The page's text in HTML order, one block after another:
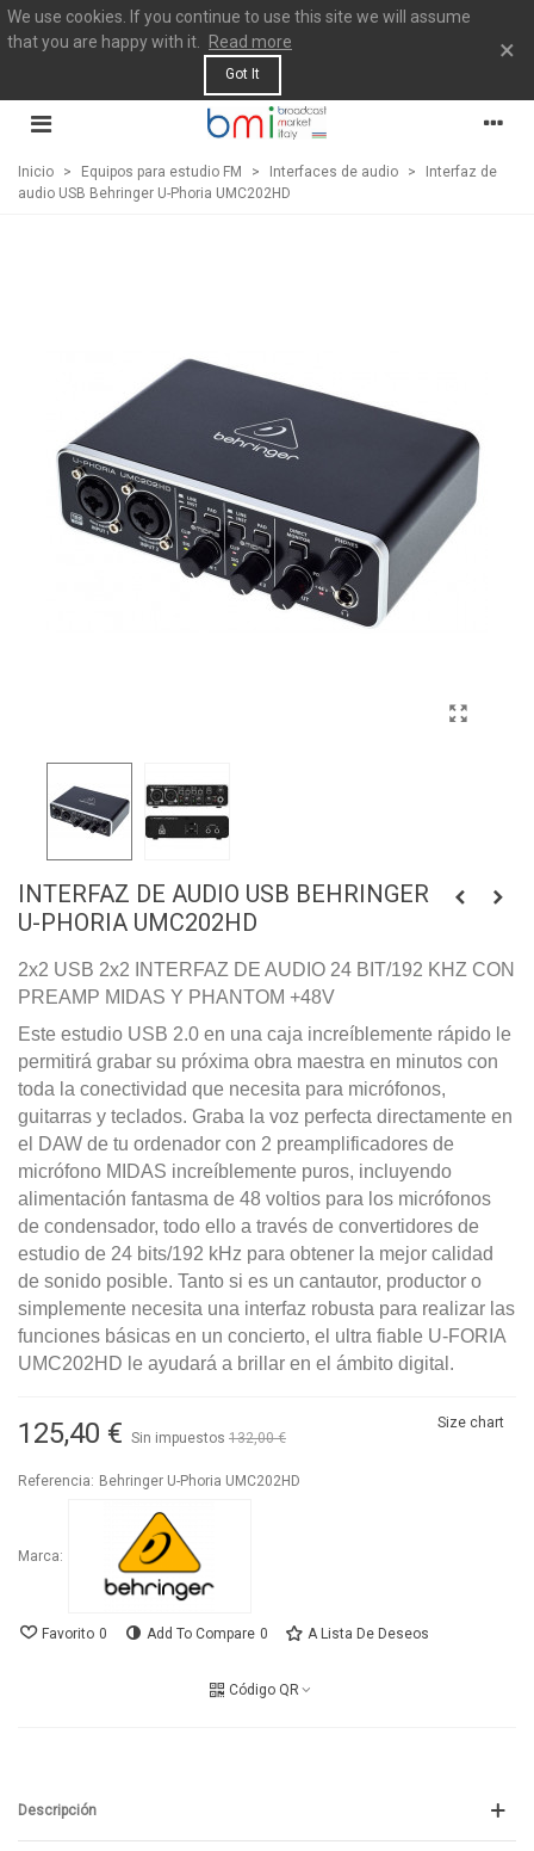
We use cookies. If you continue to use this site we will assume
that you are happy with it.
Read more
Got It
×
Inicio > Equipos para estudio FM > Interfaces de audio >
Interfaz de
audio USB Behringer U-Phoria UMC202HD
INTERFAZ DE AUDIO USB BEHRINGER
U-PHORIA UMC202HD
2x2 USB 2x2 INTERFAZ DE AUDIO 24 BIT/192 KHZ CON
PREAMP MIDAS Y PHANTOM +48V
Este estudio USB 2.0 en una caja increíblemente rápido le
permitirá grabar su próxima obra maestra en minutos con
toda la conectividad que necesita para micrófonos,
guitarras y teclados. Graba la voz perfecta directamente en
el DAW de tu ordenador con 2 preamplificadores de
micrófono MIDAS increíblemente puros, incluyendo
alimentación fantasma de 48 voltios para los micrófonos
de condensador, todo ello a través de convertidores de
estudio de 24 bits/192 kHz para obtener la mejor calidad
de sonido posible. Tanto si es un cantautor, productor o
simplemente necesita una interfaz robusta para realizar las
funciones básicas en un concierto, el ultra fiable U-FORIA
UMC202HD le ayudará a brillar en el ámbito digital.
125,40 € Sin impuestos 132,00 €
Size chart
Referencia: Behringer U-Phoria UMC202HD
Marca:
Favorito 0 Add To Compare 0 A Lista De Deseos
Código QR
Descripción